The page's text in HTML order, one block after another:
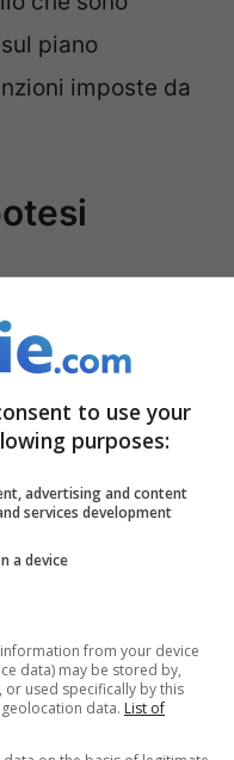
piano
imposte da
corridoi
povere, le rotte
l’ostacolo
Sud-
Se il conflitto
in rapporti
a
sugli
per
to use your
purposes:
advertising and content
services development
a device
from your device
data) may be stored by,
or used specifically by this
data. List of